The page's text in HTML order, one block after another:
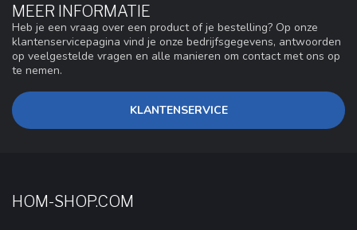
MEER INFORMATIE
Heb je een vraag over een product of je bestelling? Op onze
klantenservicepagina vind je onze bedrijfsgegevens, antwoorden
op veelgestelde vragen en alle manieren om contact met ons op
te nemen.
KLANTENSERVICE
HOM-SHOP.COM